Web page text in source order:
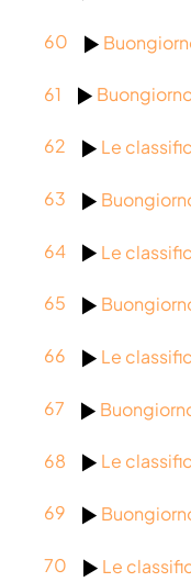
60
61
62
63
64
65
66
67
68
69
70